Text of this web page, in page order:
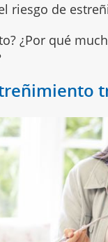
riesgo de
¿Por qué